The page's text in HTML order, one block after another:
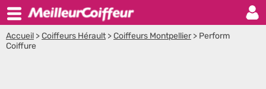
Accueil >Coiffeurs Hérault>Coiffeurs Montpellier > Perform
Coiffure